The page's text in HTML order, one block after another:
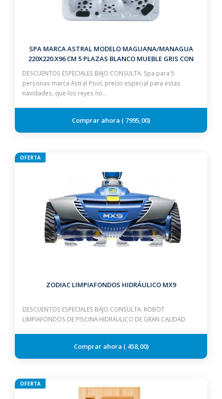
SPA MARCA ASTRAL MODELO MAGUANA/MANAGUA
220X220.X96 CM 5 PLAZAS BLANCO MUEBLE GRIS CON
DESCUENTOS ESPECIALES BAJO CONSULTA. Spa para 5
personas marca Astral Pool, precio especial para estas
navidades, que los reyes no…
7995,00
OFERTA
ZODIAC LIMPIAFONDOS HIDRÁULICO MX9
DESCUENTOS ESPECIALES BAJO CONSULTA. ROBOT
LIMPIAFONDOS DE PISCINA HIDRÁULICO DE GRAN CALIDAD
458,00
OFERTA